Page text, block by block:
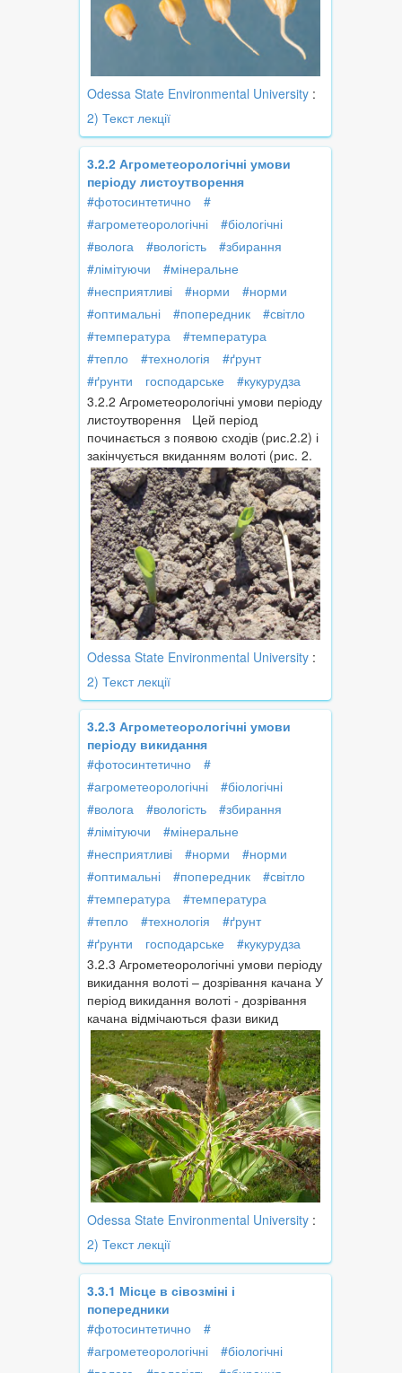
Odessa State Environmental University :
2) Текст лекції
3.2.2 Агрометеорологічні умови
періоду листоутворення
#фотосинтетично
#
#агрометеорологічні
#біологічні
#волога
#вологість
#збирання
#лімітуючи
#мінеральне
#несприятливі
#норми
#норми
#оптимальні
#попередник
#світло
#температура
#температура
#тепло
#технологія
#ґрунт
#ґрунти
господарське
#кукурудза
3.2.2 Агрометеорологічні умови періоду
листоутворення Цей період
починається з появою сходів (рис.2.2) і
закінчується вкиданням волоті (рис. 2.
Odessa State Environmental University :
2) Текст лекції
3.2.3 Агрометеорологічні умови
періоду викидання
#фотосинтетично
#
#агрометеорологічні
#біологічні
#волога
#вологість
#збирання
#лімітуючи
#мінеральне
#несприятливі
#норми
#норми
#оптимальні
#попередник
#світло
#температура
#температура
#тепло
#технологія
#ґрунт
#ґрунти
господарське
#кукурудза
3.2.3 Агрометеорологічні умови періоду
викидання волоті – дозрівання качана У
період викидання волоті - дозрівання
качана відмічаються фази викид
Odessa State Environmental University :
2) Текст лекції
3.3.1 Місце в сівозміні і
попередники
#фотосинтетично
#
#агрометеорологічні
#біологічні